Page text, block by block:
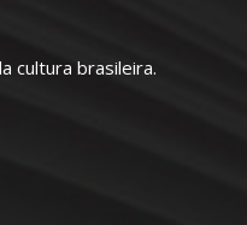
cultura brasileira.